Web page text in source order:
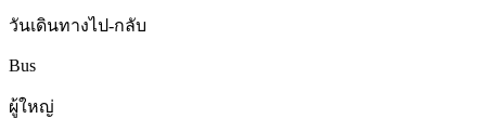
วันเดินทางไป-กลับ
Bus
ผู้ใหญ่